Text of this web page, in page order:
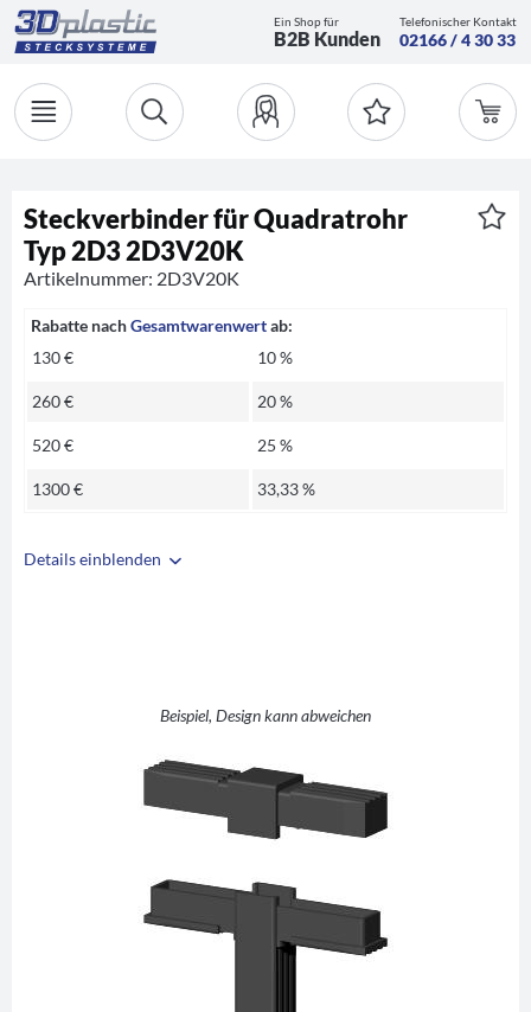
Ein Shop für
B2B Kunden
Telefonischer Kontakt
02166 / 4 30 33
Details einblenden
Beispiel, Design kann abweichen
Steckverbinder für Quadratrohr
Typ 2D3 2D3V20K
Artikelnummer: 2D3V20K
Rabatte nachGesamtwarenwertab:
130 €
10 %
260 € 20 %
520 € 25 %
1300 € 33,33 %